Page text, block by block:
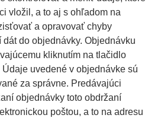
vložil, a to aj s ohľadom na
a opravovať chyby
do objednávky. Objednávku
kliknutím na tlačidlo
uvedené v objednávke sú
za správne. Predávajúci
objednávky toto obdržaní
poštou, a to na adresu